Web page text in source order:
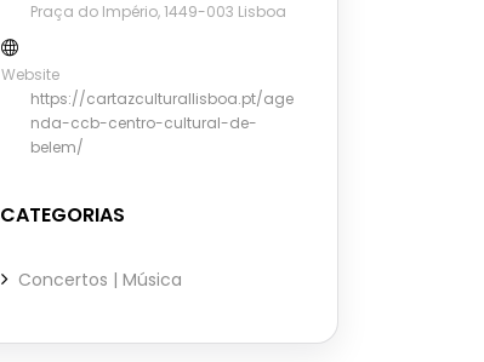
Praça do Império, 1449-003 Lisboa
Website
https://cartazculturallisboa.pt/age
nda-ccb-centro-cultural-de-
belem/
CATEGORIAS
Concertos | Música